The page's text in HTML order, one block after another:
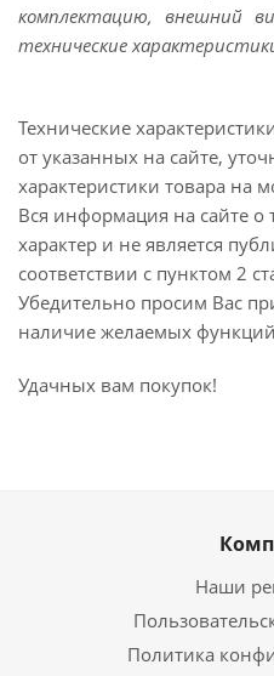
комплектацию, внешний
технические
Технические
от указанных на сайте,
характеристики товара на
Вся информация на сайте о
характер и не является
соответствии с пунктом 2
Убедительно просим Вас
наличие желаемых функций
Удачных вам покупок!
Наши
Политика